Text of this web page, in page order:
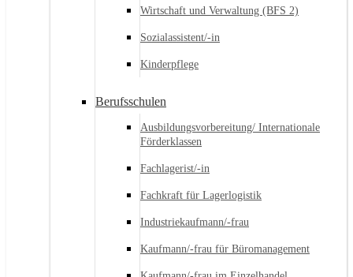
Wirtschaft und Verwaltung (BFS 2)
Sozialassistent/-in
Kinderpflege
Berufsschulen
Ausbildungsvorbereitung/ Internationale
Förderklassen
Fachlagerist/-in
Fachkraft für Lagerlogistik
Industriekaufmann/-frau
Kaufmann/-frau für Büromanagement